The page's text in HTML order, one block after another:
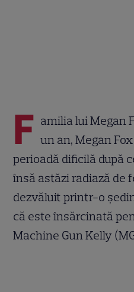
F amilia lui Megan
un an, Megan
perioadă dificilă după
însă astăzi radiază de
dezvăluit printr-o
că este însărcinată
Machine Gun Kelly